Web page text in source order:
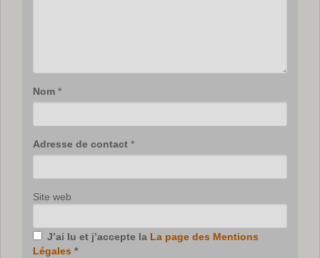
Nom *
Adresse de contact *
Site web
J’ai lu et j’accepte la La page des Mentions
Légales *